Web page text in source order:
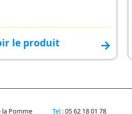
le produit →
la Pomme Tel :05 62 18 01 78